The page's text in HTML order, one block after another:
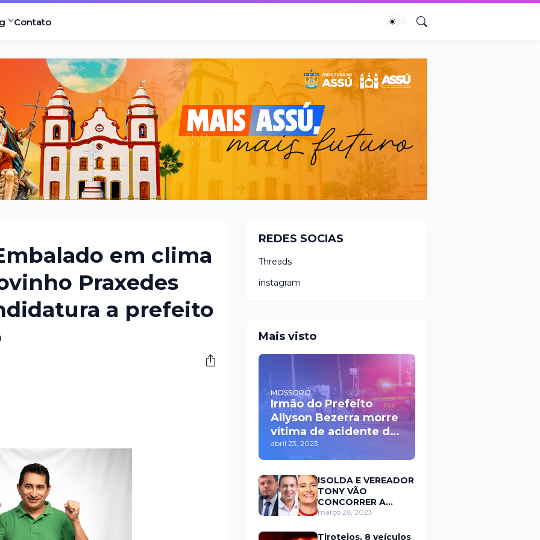
Contato
em clima
Praxedes
a prefeito
REDES SOCIAS
Threads
instagram
Mais visto
MOSSORÓ
Irmão do Prefeito
Allyson Bezerra morre
vítima de acidente de
trânsito durante a
madrugada na BR 110
em Mossoró
abril 23, 2023
ISOLDA E VEREADOR
TONY VÃO
CONCORRER A
PREFEITURA DE
março 26, 2023
Tiroteios, 8 veículos